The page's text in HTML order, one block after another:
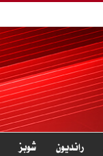
رانديون شوبز